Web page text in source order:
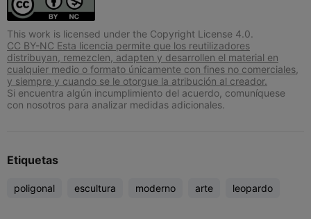
This work is licensed under the Copyright License 4.0.
CC BY-NC Esta licencia permite que los reutilizadores
distribuyan, remezclen, adapten y desarrollen el material en
cualquier medio o formato únicamente con fines no comerciales,
y siempre y cuando se le otorgue la atribución al creador.
Si encuentra algún incumplimiento del acuerdo, comuníquese
con nosotros para analizar medidas adicionales.
Etiquetas
poligonal escultura moderno arte leopardo